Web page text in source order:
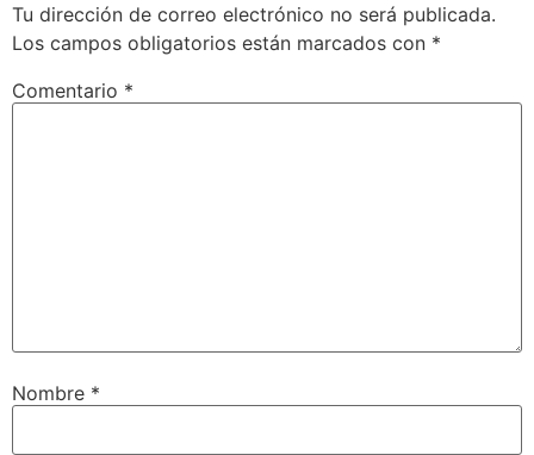
Tu dirección de correo electrónico no será publicada.
Los campos obligatorios están marcados con *
Comentario *
Nombre *